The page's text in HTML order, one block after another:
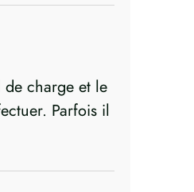
charge et le
Parfois il